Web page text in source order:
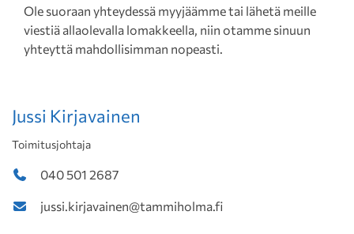
Ole suoraan yhteydessä myyjäämme tai lähetä meille
viestiä allaolevalla lomakkeella, niin otamme sinuun
yhteyttä mahdollisimman nopeasti.
Jussi Kirjavainen
Toimitusjohtaja
040 501 2687
jussi.kirjavainen@tammiholma.fi